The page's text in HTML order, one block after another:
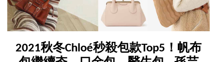
2021秋冬Chloé秒殺包款Top5！帆布